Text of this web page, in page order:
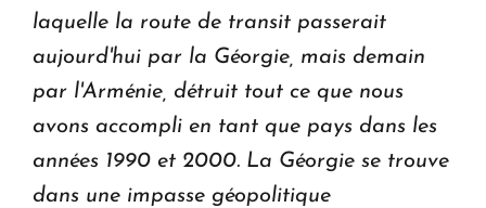
laquelle la route de transit passerait
aujourd'hui par la Géorgie, mais demain
par l'Arménie, détruit tout ce que nous
avons accompli en tant que pays dans les
années 1990 et 2000. La Géorgie se trouve
dans une impasse géopolitique